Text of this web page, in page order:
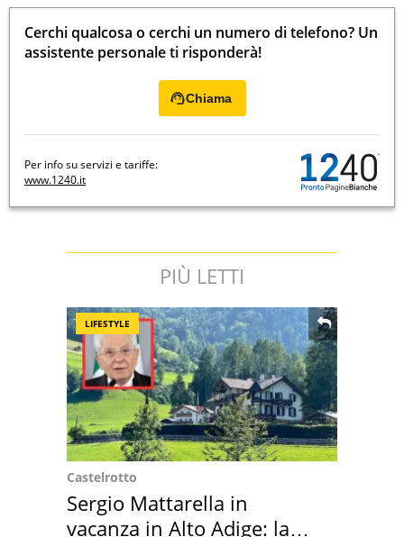
Cerchi qualcosa o cerchi un numero di telefono? Un
assistente personale ti risponderà!
Chiama
Per info su servizi e tariffe:
www.1240.it
PIÙ LETTI
LIFESTYLE
Castelrotto
Sergio Mattarella in
vacanza in Alto Adige: la